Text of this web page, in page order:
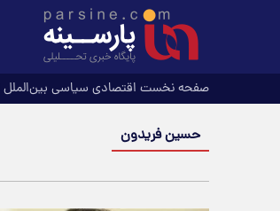
صفحه نخست اقتصادی سیاسی بین‌الملل
حسین فریدون